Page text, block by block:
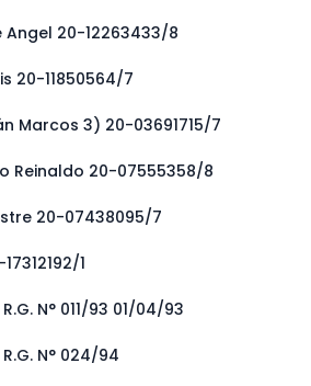
Angel 20-12263433/8
20-11850564/7
Marcos 3) 20-03691715/7
Reinaldo 20-07555358/8
20-07438095/7
1
N° 011/93 01/04/93
N° 024/94